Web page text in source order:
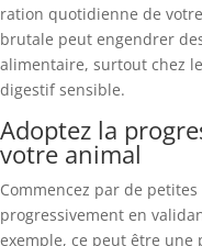
ration quotidienne de
brutale peut engendrer
alimentaire, surtout chez
digestif sensible.
Adoptez la
votre animal
Commencez par de
progressivement en
exemple, ce peut être une